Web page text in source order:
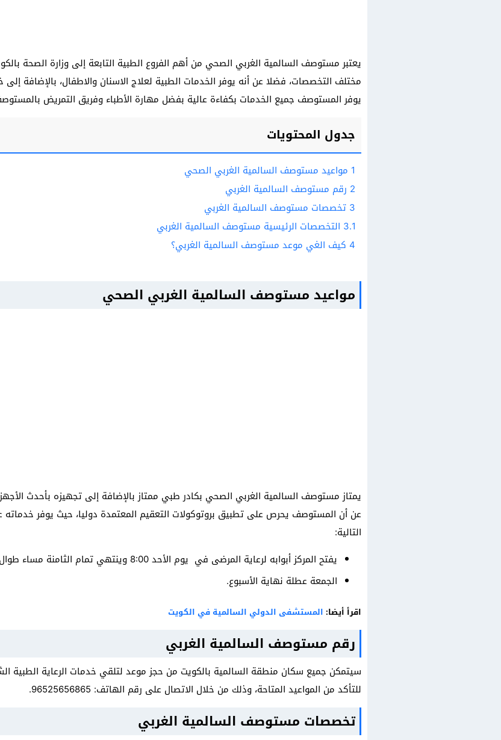
يعتبر مستوصف السالمية الغربي الصحي من أهم الفروع الطبية التابعة إلى وزارة الصحة
مختلف التخصصات، فضلا عن أنه يوفر الخدمات الطبية لعلاج الاسنان والاطفال، بالإضافة
يوفر المستوصف جميع الخدمات بكفاءة عالية بفضل مهارة الأطباء وفريق التمريض
جدول المحتويات
1 مواعيد مستوصف السالمية الغربي الصحي
2 رقم مستوصف السالمية الغربي
3 تخصصات مستوصف السالمية الغربي
3.1 التخصصات الرئيسية مستوصف السالمية الغربي
4 كيف الغي موعد مستوصف السالمية الغربي؟
مواعيد مستوصف السالمية الغربي الصحي
يمتاز مستوصف السالمية الغربي الصحي بكادر طبي ممتاز بالإضافة إلى تجهيزه بأحدث
التالية:
يفتح المركز أبوابه لرعاية المرضى في يوم الأحد 8:00 وينتهي تمام الثامنة مساء طوال 6 أيام حتى الخميس.
الجمعة عطلة نهاية الأسبوع.
اقرأ أيضا: المستشفى الدولي السالمية في الكويت
رقم مستوصف السالمية الغربي
سيتمكن جميع سكان منطقة السالمية بالكويت من حجز موعد لتلقي خدمات الرعاية الطبية
للتأكد من المواعيد المتاحة، وذلك من خلال الاتصال على رقم الهاتف: 96525656865.
تخصصات مستوصف السالمية الغربي